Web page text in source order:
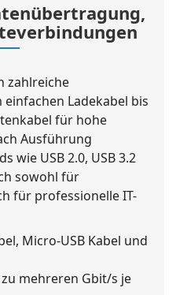
zahlreiche
einfachen Ladekabel bis
für hohe
Ausführung
wie USB 2.0, USB 3.2
sowohl für
für professionelle IT-
Micro-USB Kabel und
mehreren Gbit/s je